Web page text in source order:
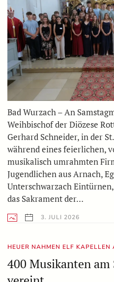
Bad Wurzach – An
Weihbischof der Diözese
Gerhard Schneider, in der
während eines feierlichen,
musikalisch umrahmten
Jugendlichen aus Arnach,
Unterschwarzach
das Sakrament der…
3. JULI 2026
HEUER NAHMEN ELF KAPELLEN
400 Musikanten